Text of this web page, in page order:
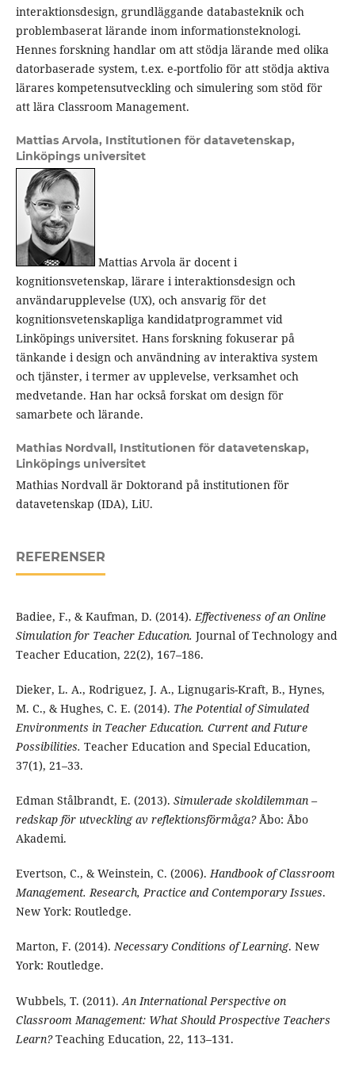
interaktionsdesign, grundläggande databasteknik och
problembaserat lärande inom informationsteknologi.
Hennes forskning handlar om att stödja lärande med olika
datorbaserade system, t.ex. e-portfolio för att stödja aktiva
lärares kompetensutveckling och simulering som stöd för
att lära Classroom Management.
Mattias Arvola, Institutionen för datavetenskap,
Linköpings universitet
Mattias Arvola är docent i
kognitionsvetenskap, lärare i interaktionsdesign och
användarupplevelse (UX), och ansvarig för det
kognitionsvetenskapliga kandidatprogrammet vid
Linköpings universitet. Hans forskning fokuserar på
tänkande i design och användning av interaktiva system
och tjänster, i termer av upplevelse, verksamhet och
medvetande. Han har också forskat om design för
samarbete och lärande.
Mathias Nordvall, Institutionen för datavetenskap,
Linköpings universitet
Mathias Nordvall är Doktorand på institutionen för
datavetenskap (IDA), LiU.
REFERENSER
Badiee, F., & Kaufman, D. (2014).Effectiveness of an Online
Simulation for Teacher Education. Journal of Technology and
Teacher Education, 22(2), 167–186.
Dieker, L. A., Rodriguez, J. A., Lignugaris-Kraft, B., Hynes,
M. C., & Hughes, C. E. (2014). The Potential of Simulated
Environments in Teacher Education. Current and Future
Possibilities. Teacher Education and Special Education,
37(1), 21–33.
Edman Stålbrandt, E. (2013). Simulerade skoldilemman –
redskap för utveckling av reflektionsförmåga?Åbo: Åbo
Akademi.
Evertson, C., & Weinstein, C. (2006).Handbook of Classroom
Management. Research, Practice and Contemporary Issues.
New York: Routledge.
Marton, F. (2014).Necessary Conditions of Learning. New
York: Routledge.
Wubbels, T. (2011). An International Perspective on
Classroom Management: What Should Prospective Teachers
Learn?Teaching Education, 22, 113–131.